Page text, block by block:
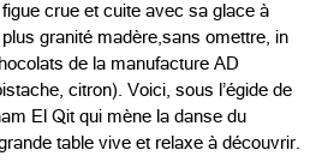
crue et cuite avec sa glace à
plus granité madère,sans omettre, in
de la manufacture AD
citron). Voici, sous l’égide de
El Qit qui mène la danse du
table vive et relaxe à découvrir.